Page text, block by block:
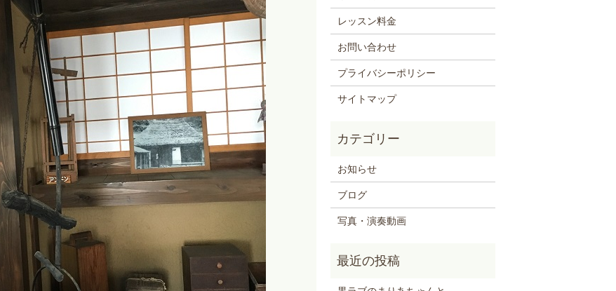
レッスン料金
お問い合わせ
プライバシーポリシー
サイトマップ
お知らせ
ブログ
写真・演奏動画